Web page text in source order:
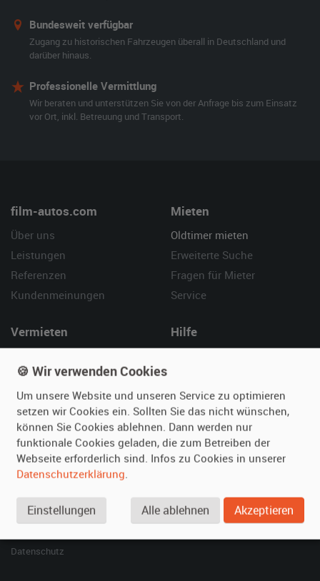
Bundesweit verfügbar
Zugang zu historischen Fahrzeugen überall in Deutschland und
darüber hinaus.
Professionelle Vermittlung
Wir beraten und unterstützen Sie von der Anfrage bis zum Einsatz
vor Ort, inkl. Betreuung und Transport.
film-autos.com
Über uns
Leistungen
Referenzen
Kundenmeinungen
Mieten
Oldtimer mieten
Erweiterte Suche
Fragen für Mieter
Service
Vermieten
Fotos senden
Fragen für Vermieter
Inserat verwalten
Hilfe
Kontakt
SPECIAL
Berühmte Filmautos –
Datenschutz
🍪 Wir verwenden Cookies
Um unsere Website und unseren Service zu optimieren
setzen wir Cookies ein. Sollten Sie das nicht wünschen,
können Sie Cookies ablehnen. Dann werden nur
funktionale Cookies geladen, die zum Betreiben der
Webseite erforderlich sind. Infos zu Cookies in unserer
Datenschutzerklärung.
Einstellungen Alle ablehnen Akzeptieren